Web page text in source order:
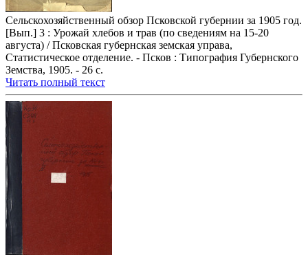
Сельскохозяйственный обзор Псковской губернии за 1905 год.
[Вып.] 3 : Урожай хлебов и трав (по сведениям на 15-20
августа) / Псковская губернская земская управа,
Статистическое отделение. - Псков : Типография Губернского
Земства, 1905. - 26 с.
Читать полный текст